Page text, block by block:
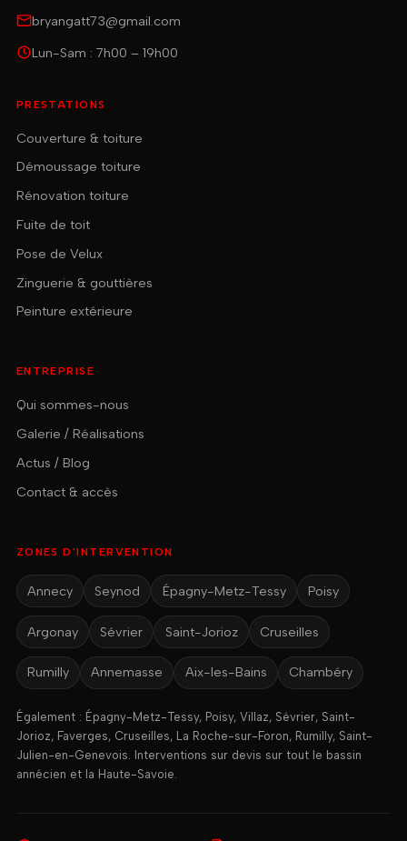
bryangatt73@gmail.com
Lun-Sam : 7h00 – 19h00
PRESTATIONS
Couverture & toiture
Démoussage toiture
Rénovation toiture
Fuite de toit
Pose de Velux
Zinguerie & gouttières
Peinture extérieure
ENTREPRISE
Qui sommes-nous
Galerie / Réalisations
Actus / Blog
Contact & accès
ZONES D'INTERVENTION
Annecy Seynod Épagny-Metz-Tessy Poisy
Argonay Sévrier Saint-Jorioz Cruseilles
Rumilly Annemasse Aix-les-Bains Chambéry
Également : Épagny-Metz-Tessy, Poisy, Villaz, Sévrier, Saint-
Jorioz, Faverges, Cruseilles, La Roche-sur-Foron, Rumilly, Saint-
Julien-en-Genevois. Interventions sur devis sur tout le bassin
annécien et la Haute-Savoie.